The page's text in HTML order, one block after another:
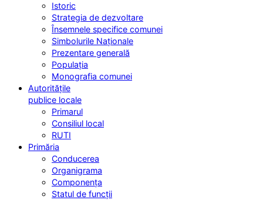
Istoric
Strategia de dezvoltare
Însemnele specifice comunei
Simbolurile Naționale
Prezentare generală
Populația
Monografia comunei
Autoritățile
publice locale
Primarul
Consiliul local
RUTI
Primăria
Conducerea
Organigrama
Componența
Statul de funcții